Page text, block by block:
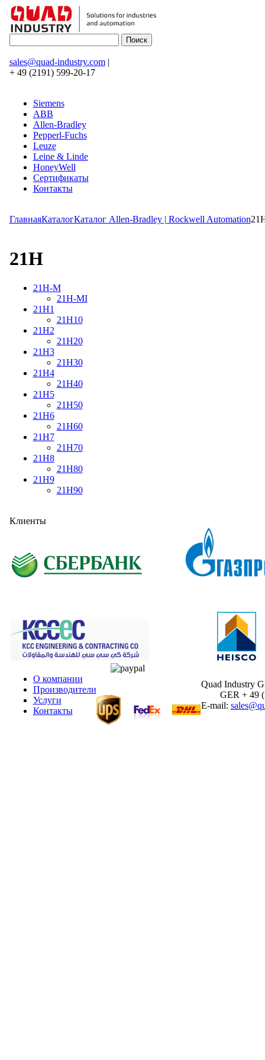
sales@quad-industry.com|
+ 49 (2191) 599-20-17
Siemens
ABB
Allen-Bradley
Pepperl-Fuchs
Leuze
Leine & Linde
HoneyWell
Сертификаты
Контакты
ГлавнаяКаталогКаталог Allen-Bradley | Rockwell Automation
21H
21H-M
21H-MI
21H1
21H10
21H2
21H20
21H3
21H30
21H4
21H40
21H5
21H50
21H6
21H60
21H7
21H70
21H8
21H80
21H9
21H90
Клиенты
О компании
Производители
Услуги
Контакты
Quad Industry
GER + 49
E-mail: